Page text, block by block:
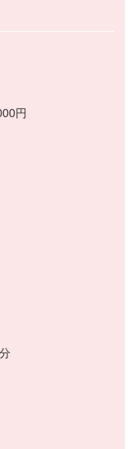
作・シール貼りなど
円